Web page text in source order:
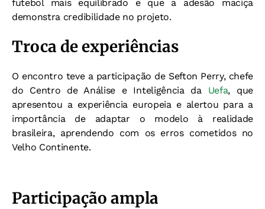
futebol mais equilibrado e que a adesão maciça
demonstra credibilidade no projeto.
Troca de experiências
O encontro teve a participação de Sefton Perry, chefe
do Centro de Análise e Inteligência da Uefa, que
apresentou a experiência europeia e alertou para a
importância de adaptar o modelo à realidade
brasileira, aprendendo com os erros cometidos no
Velho Continente.
Participação ampla